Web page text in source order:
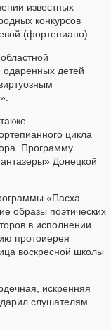
известных
конкурсов
(фортепиано).
детей
цикла
Программу
Донецкой
«Пасха
образы поэтических
в исполнении
протоиерея
воскресной школы
искренняя
слушателям